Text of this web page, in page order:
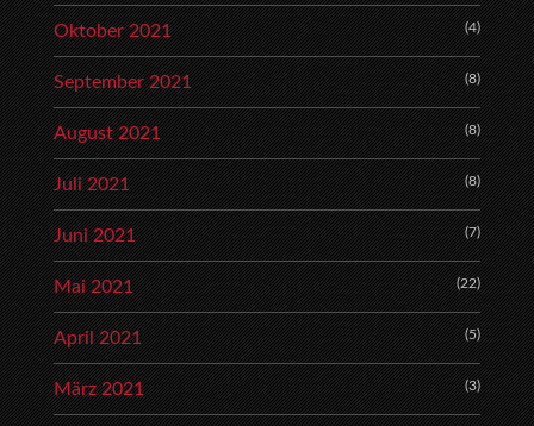
Oktober 2021 (4)
September 2021 (8)
August 2021 (8)
Juli 2021 (8)
Juni 2021 (7)
Mai 2021 (22)
April 2021 (5)
März 2021 (3)